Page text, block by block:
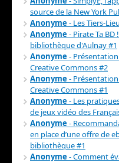
source de la New York
Anonyme- Les Tiers-
Anonyme- Pirate Ta BD
bibliothèque d'Aulnay #1
Anonyme-
Creative Commons #2
Anonyme-
Creative Commons #1
Anonyme- Les
de jeux vidéo des
Anonyme-
en place d’une offre de
bibliothèque #1
Anonyme- Comment